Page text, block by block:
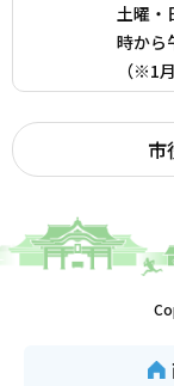
土曜・
時から
（※1
市